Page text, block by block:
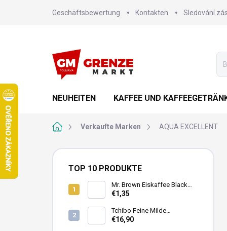
Geschäftsbewertung Kontakten Sledování
NEUHEITEN KAFFEE UND
StartseiteVerkaufte Marken AQUA EXCELLENT
S
TOP 10 PRODUKTE
Mr. Brown Eiskaffee Black
Dose 240ml
€1,35
Tchibo Feine Milde
Filterkaffee 4x250g
€16,90